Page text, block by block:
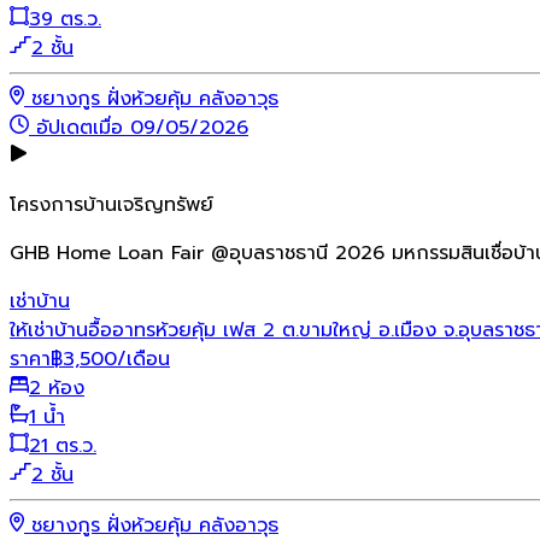
39 ตร.ว.
2 ชั้น
ชยางกูร ฝั่งห้วยคุ้ม คลังอาวุธ
อัปเดตเมื่อ 09/05/2026
โครงการบ้านเจริญทรัพย์
GHB Home Loan Fair @อุบลราชธานี 2026 มหกรรมสินเชื่อบ้
เช่าบ้าน
ให้เช่าบ้านอื้ออาทรห้วยคุ้ม เฟส 2 ต.ขามใหญ่ อ.เมือง จ.อุบลราชธ
ราคา฿3,500/เดือน
2 ห้อง
1 น้ำ
21 ตร.ว.
2 ชั้น
ชยางกูร ฝั่งห้วยคุ้ม คลังอาวุธ